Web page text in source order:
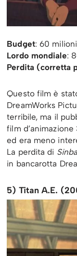
Budget: 60
Lordo mondiale:
Perdita (corretta
Questo film è
DreamWorks
terribile, ma il
film
ed era meno
La perdita di
in bancarotta
5) Titan A.E.